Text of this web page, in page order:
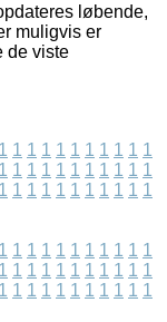
løbende,
muligvis er
de viste
1 1 1 1 1 1 1 1 1 1 1
1 1 1 1 1 1 1 1 1 1 1
1 1 1 1 1 1 1 1 1 1 1
1 1 1 1 1 1 1 1 1 1 1
1 1 1 1 1 1 1 1 1 1 1
1 1 1 1 1 1 1 1 1 1 1